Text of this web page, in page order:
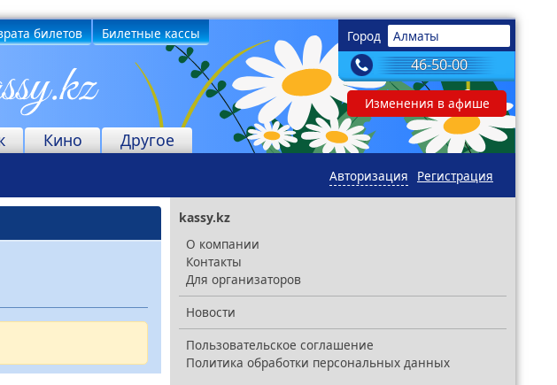
Город Алматы
46-50-00
Изменения в афише
билетов
Билетные кассы
Кино Другое
Регистрация
Авторизация
kassy.kz
О компании
Контакты
Для организаторов
Новости
Пользовательское соглашение
Политика обработки персональных данных